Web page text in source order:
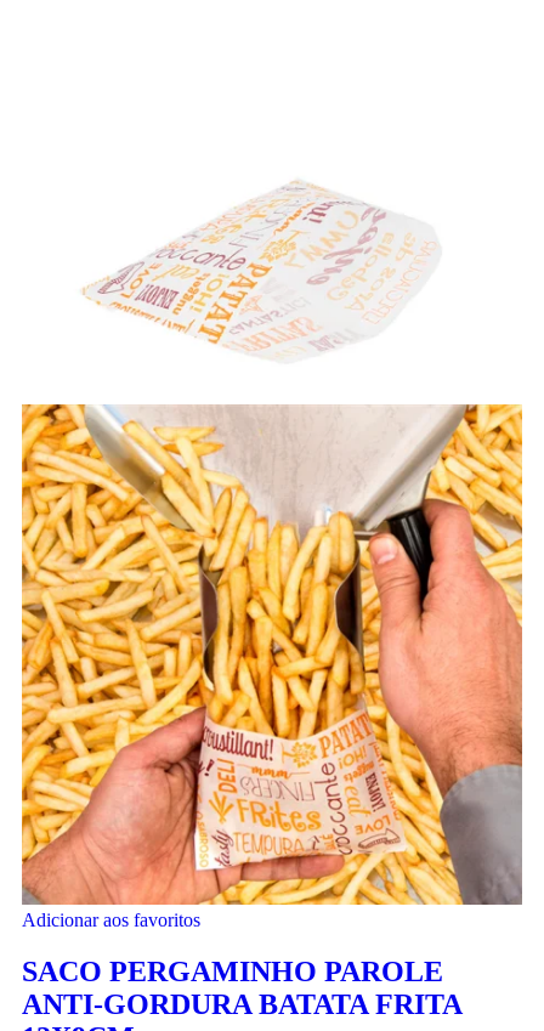
Adicionar aos favoritos
SACO PERGAMINHO PAROLE
ANTI-GORDURA BATATA FRITA